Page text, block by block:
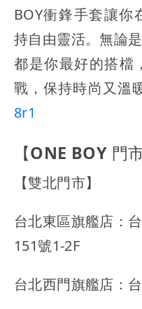
BOY衝鋒手套讓你
持自由靈活。無論
都是你最好的搭檔
戰，保持時尚又溫暖
8r1
【ONE BOY 門
【雙北門市】
台北東區旗艦店：
151號1-2F
台北西門旗艦店：